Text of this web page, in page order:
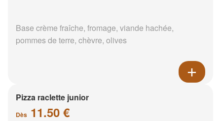
Base crème fraîche, fromage, viande hachée,
pommes de terre, chèvre, olives
Pizza raclette junior
Dès 11.50 €